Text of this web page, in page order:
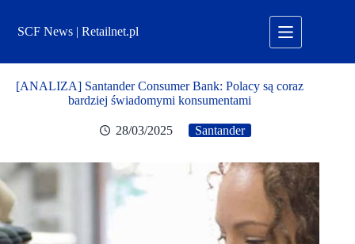
treściSCF News | Retailnet.pl
[ANALIZA] Santander Consumer Bank: Polacy są coraz
bardziej świadomymi konsumentami
28/03/2025 Santander